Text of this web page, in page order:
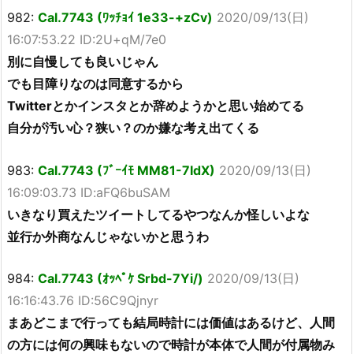
982: Cal.7743 (ﾜｯﾁｮｲ 1e33-+zCv) 2020/09/13(日)
16:07:53.22 ID:2U+qM/7e0
別に自慢しても良いじゃん
でも目障りなのは同意するから
Twitterとかインスタとか辞めようかと思い始めてる
自分が汚い心？狭い？のか嫌な考え出てくる
983: Cal.7743 (ﾌﾞｰｲﾓ MM81-7IdX) 2020/09/13(日)
16:09:03.73 ID:aFQ6buSAM
いきなり買えたツイートしてるやつなんか怪しいよな
並行か外商なんじゃないかと思うわ
984: Cal.7743 (ｵｯﾍﾟｹ Srbd-7Yi/) 2020/09/13(日)
16:16:43.76 ID:56C9Qjnyr
まあどこまで行っても結局時計には価値はあるけど、人間
の方には何の興味もないので時計が本体で人間が付属物み